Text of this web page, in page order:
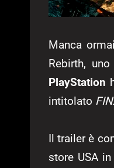
Manca
Rebirth,
PlayStation
intitolato
Il trailer è
store USA